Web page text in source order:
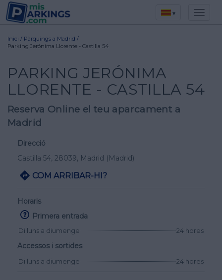
▾
Inici / Pàrquings a Madrid /
Parking Jerónima Llorente - Castilla 54
PARKING JERÓNIMA
LLORENTE - CASTILLA 54
Reserva Online el teu aparcament a
Madrid
Direcció
Castilla 54, 28039, Madrid (Madrid)
COM ARRIBAR-HI?
Horaris
Primera entrada
Dilluns a diumenge 24 hores
Accessos i sortides
Dilluns a diumenge 24 hores